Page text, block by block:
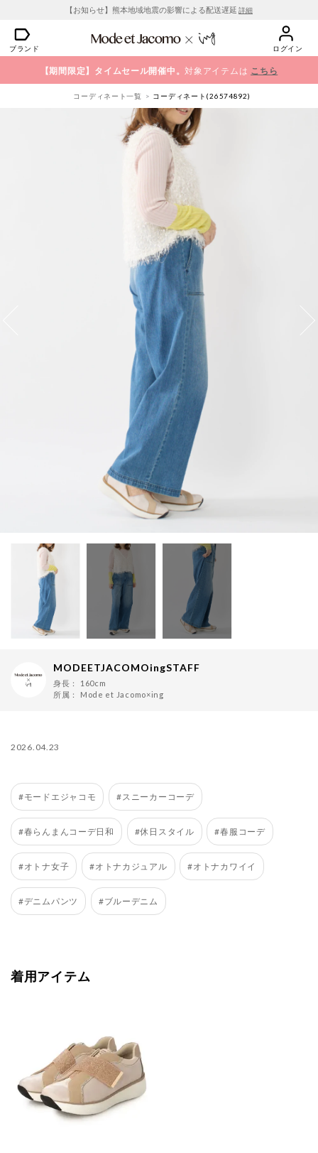
【お知らせ】熊本地域地震の影響による配送遅延 詳細
ブランド ログイン
【期間限定】タイムセール開催中。対象アイテムは こちら
コーディネート一覧 コーディネート(26574892)
MODEETJACOMOingSTAFF
身長：
160cm
所属： Mode et Jacomo×ing
2026.04.23
#モードエジャコモ #スニーカーコーデ
#春らんまんコーデ日和 #休日スタイル #春服コーデ
#オトナ女子 #オトナカジュアル #オトナカワイイ
#デニムパンツ #ブルーデニム
着用アイテム